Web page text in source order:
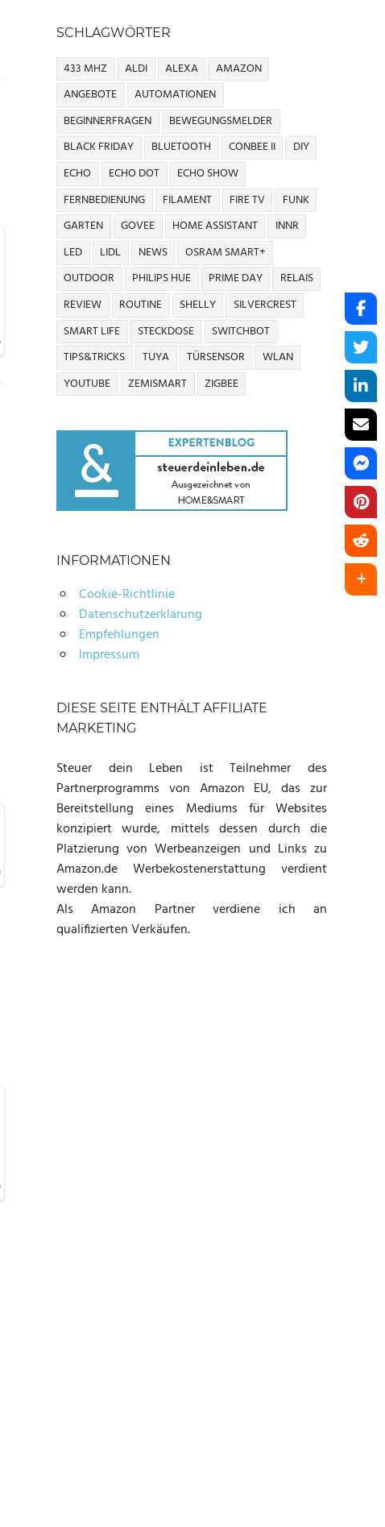
SCHLAGWÖRTER
433 MHZ ALDI ALEXA
AMAZON
ANGEBOTE
AUTOMATIONEN
BEGINNERFRAGEN
BEWEGUNGSMELDER
BLACK FRIDAY
BLUETOOTH CONBEE II
DIY
ECHO
ECHO DOT
ECHO SHOW
FERNBEDIENUNG
FILAMENT FIRE TV
FUNK
GARTEN
GOVEE HOME ASSISTANT
INNR
LED
LIDL NEWS
OSRAM SMART+
OUTDOOR
PHILIPS HUE PRIME DAY
RELAIS
REVIEW
ROUTINE SHELLY
SILVERCREST
SMART LIFE
STECKDOSE
SWITCHBOT
TIPS&TRICKS
TUYA TÜRSENSOR
WLAN
YOUTUBE
ZEMISMART ZIGBEE
INFORMATIONEN
Cookie-Richtlinie
Datenschutzerklärung
Empfehlungen
Impressum
DIESE SEITE ENTHÄLT AFFILIATE
MARKETING
Steuer dein Leben ist Teilnehmer des
Partnerprogramms von Amazon EU, das zur
Bereitstellung eines Mediums für Websites
konzipiert wurde, mittels dessen durch die
Platzierung von Werbeanzeigen und Links zu
Amazon.de Werbekostenerstattung verdient
werden kann.
Als Amazon Partner verdiene ich an
qualifizierten Verkäufen.